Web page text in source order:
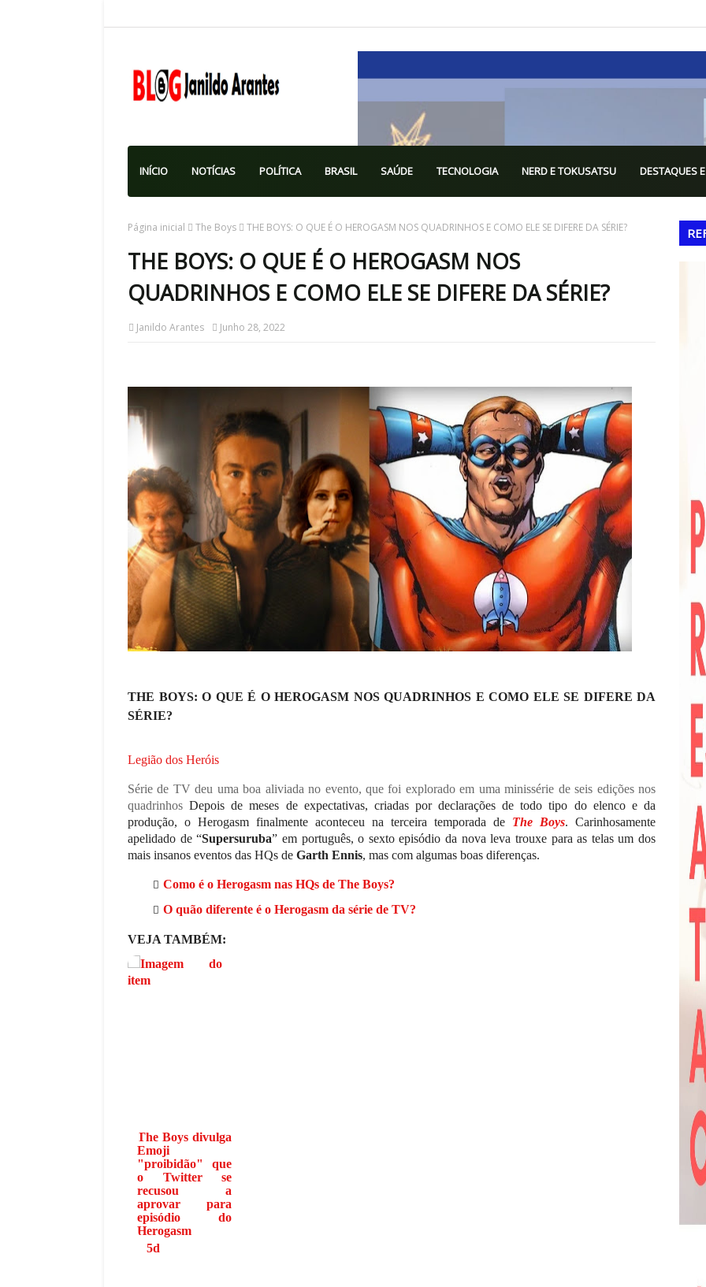
INÍCIO NOTÍCIAS POLÍTICA BRASIL SAÚDE TECNOLOGIA NERD E TOKUSATSU DESTAQUES
Página inicial The Boys THE BOYS: O QUE É O HEROGASM NOS QUADRINHOS E COMO ELE SE DIFERE DA SÉRIE?
THE BOYS: O QUE É O HEROGASM NOS
QUADRINHOS E COMO ELE SE DIFERE DA SÉRIE?
Janildo Arantes Junho 28, 2022
THE BOYS: O QUE É O HEROGASM NOS QUADRINHOS E COMO ELE SE DIFERE DA
SÉRIE?
Legião dos Heróis
Série de TV deu uma boa aliviada no evento, que foi explorado em uma minissérie de seis edições nos
quadrinhosDepois de meses de expectativas, criadas por declarações de todo tipo do elenco e da
produção, o Herogasm finalmente aconteceu na terceira temporada de The Boys. Carinhosamente
apelidado de “Supersuruba” em português, o sexto episódio da nova leva trouxe para as telas um dos
mais insanos eventos das HQs de Garth Ennis, mas com algumas boas diferenças.
Como é o Herogasm nas HQs de The Boys?
O quão diferente é o Herogasm da série de TV?
VEJA TAMBÉM:
The Boys divulga
Emoji
"proibidão" que
o Twitter se
recusou a
aprovar para
episódio do
Herogasm
5d